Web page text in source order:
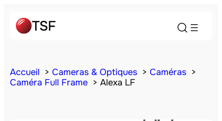
Accueil Cameras & Optiques
Caméras
Caméra Full Frame
Alexa LF